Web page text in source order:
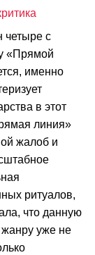
четыре с
«Прямой
именно
в этот
линия»
жалоб и
ритуалов,
что данную
жанру уже не